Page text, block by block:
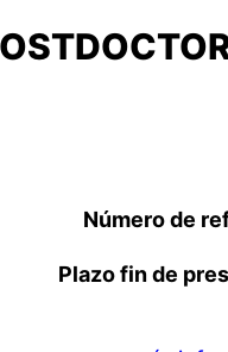
Número de
Plazo fin de